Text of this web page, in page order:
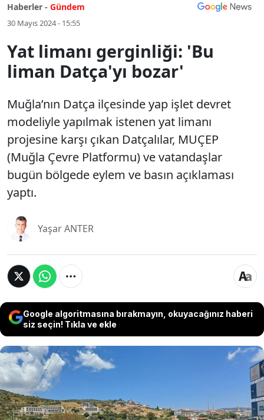
Haberler - Gündem
30 Mayıs 2024 - 15:55
Yat limanı gerginliği: 'Bu
liman Datça'yı bozar'
Muğla’nın Datça ilçesinde yap işlet devret
modeliyle yapılmak istenen yat limanı
projesine karşı çıkan Datçalılar, MUÇEP
(Muğla Çevre Platformu) ve vatandaşlar
bugün bölgede eylem ve basın açıklaması
yaptı.
Yaşar ANTER
Google algoritmasına bırakmayın, okuyacağınız haberi
siz seçin! Tıkla ve ekle
modeliyle yapılmak istenen yat limanı
projesine karşı çıkan Datçalılar, MUÇEP